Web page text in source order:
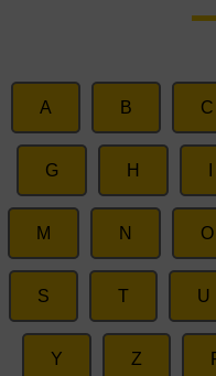
A B C
G H
M N O
S T U
Y Z